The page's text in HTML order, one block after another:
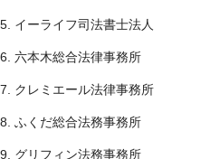
イーライフ司法書士法人
六本木総合法律事務所
クレミエール法律事務所
ふくだ総合法務事務所
グリフィン法務事務所